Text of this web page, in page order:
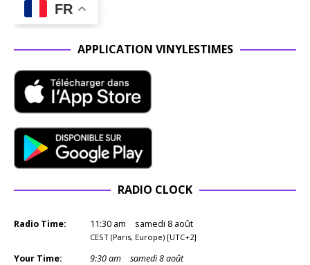
FR
APPLICATION VINYLESTIMES
RADIO CLOCK
Radio Time: 11:30 am samedi 8 août
CEST (Paris, Europe) [UTC+2]
Your Time: 9:30am samedi 8 août